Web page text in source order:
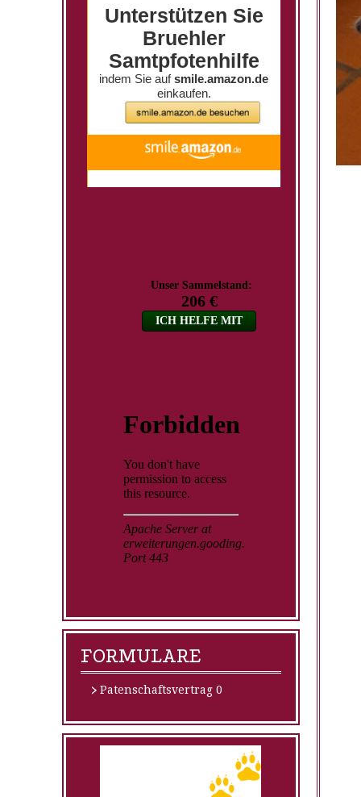
FORMULARE
Patenschaftsvertrag 0